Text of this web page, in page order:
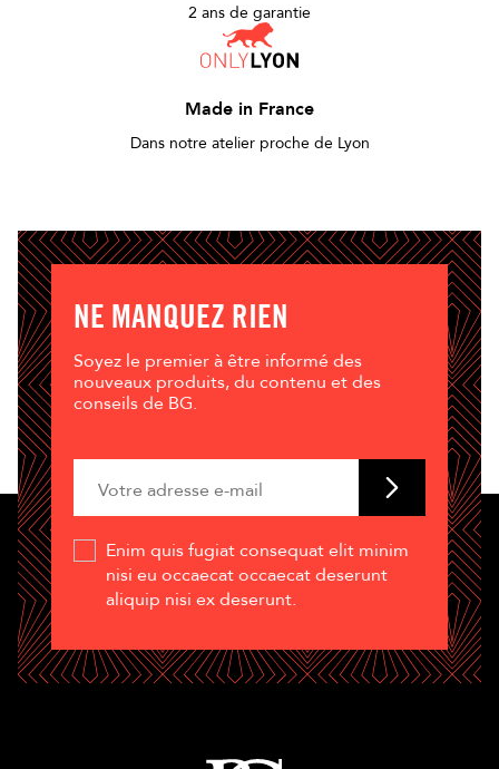
2 ans de garantie
Made in France
Dans notre atelier proche de Lyon
NE MANQUEZ RIEN
Soyez le premier à être informé des
nouveaux produits, du contenu et des
conseils de BG.
Enim quis fugiat consequat elit minim
nisi eu occaecat occaecat deserunt
aliquip nisi ex deserunt.